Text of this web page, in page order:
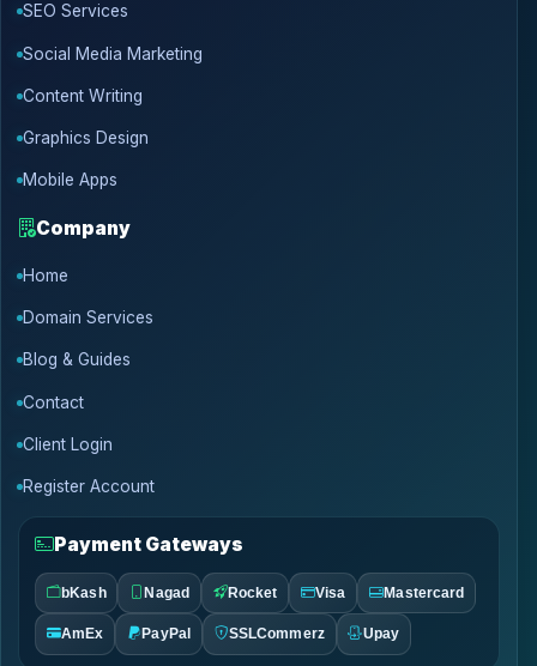
SEO Services
Social Media Marketing
Content Writing
Graphics Design
Mobile Apps
Company
Home
Domain Services
Blog & Guides
Contact
Client Login
Register Account
Payment Gateways
bKash Nagad Rocket Visa Mastercard
AmEx PayPal SSLCommerz Upay